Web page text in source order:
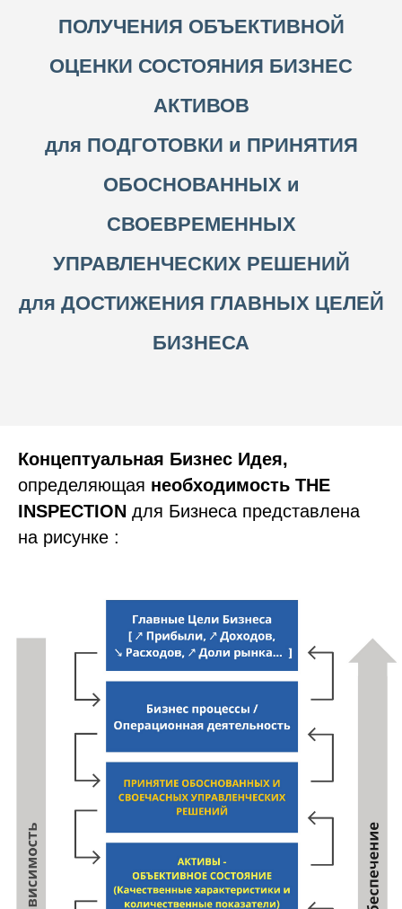
ПОЛУЧЕНИЯ ОБЪЕКТИВНОЙ
ОЦЕНКИ СОСТОЯНИЯ БИЗНЕС
АКТИВОВ
для ПОДГОТОВКИ и ПРИНЯТИЯ
ОБОСНОВАННЫХ и
СВОЕВРЕМЕННЫХ
УПРАВЛЕНЧЕСКИХ РЕШЕНИЙ
для ДОСТИЖЕНИЯ ГЛАВНЫХ ЦЕЛЕЙ
БИЗНЕСА
Концептуальная Бизнес Идея,
определяющая необходимость THE
INSPECTION для Бизнеса представлена ​​
на рисунке :